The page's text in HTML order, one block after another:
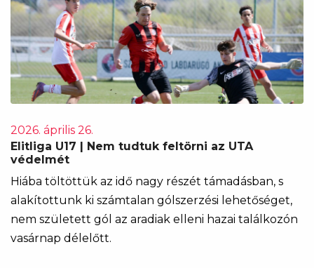
2026. április 26.
Elitliga U17 | Nem tudtuk feltörni az UTA
védelmét
Hiába töltöttük az idő nagy részét támadásban, s
alakítottunk ki számtalan gólszerzési lehetőséget,
nem született gól az aradiak elleni hazai találkozón
vasárnap délelőtt.